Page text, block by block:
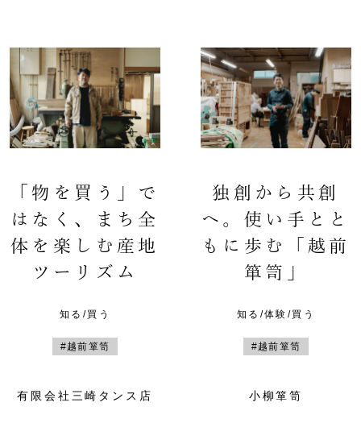
「物を買う」で
はなく、まち全
体を楽しむ産地
ツーリズム
知る/買う
#越前箪笥
有限会社三崎タンス店
独創から共創
へ。使い手とと
もに歩む「越前
箪笥」
知る/体験/買う
#越前箪笥
小柳箪笥